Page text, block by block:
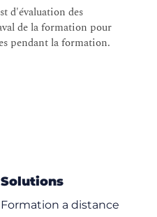
automatisée
de visite
de bord simple
d'évaluation des
de la formation pour
pendant la formation.
Solutions
Formation a distance